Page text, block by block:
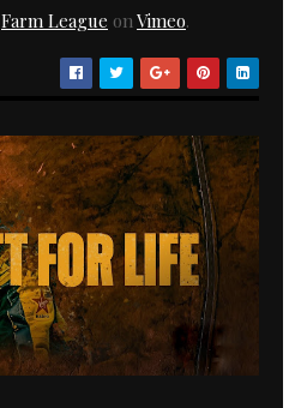
Farm League on Vimeo.